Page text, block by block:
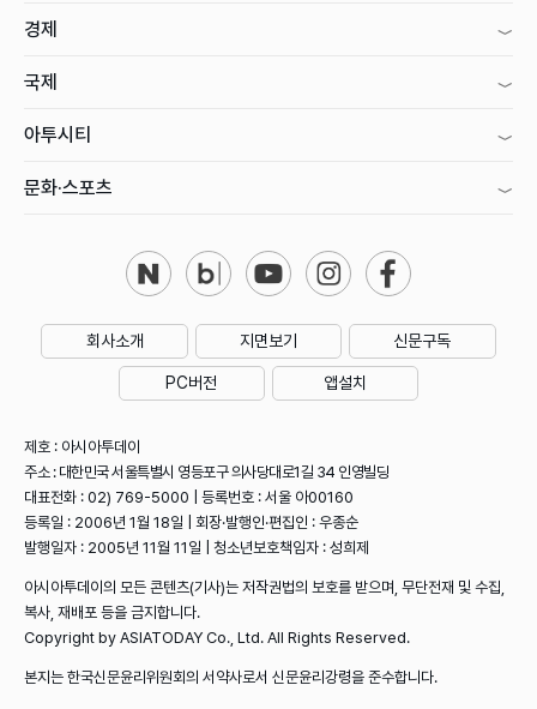
경제
국제
아투시티
문화·스포츠
회사소개 지면보기 신문구독
PC버전 앱설치
제호 : 아시아투데이
주소 : 대한민국 서울특별시 영등포구 의사당대로1길 34 인영빌딩
대표전화 : 02) 769-5000 | 등록번호 : 서울 아00160
등록일 : 2006년 1월 18일 | 회장·발행인·편집인 : 우종순
발행일자 : 2005년 11월 11일 | 청소년보호책임자 : 성희제
아시아투데이의 모든 콘텐츠(기사)는 저작권법의 보호를 받으며, 무단전재 및 수집,
복사, 재배포 등을 금지합니다.
Copyright by ASIATODAY Co., Ltd. All Rights Reserved.
본지는 한국신문윤리위원회의 서약사로서 신문윤리강령을 준수합니다.